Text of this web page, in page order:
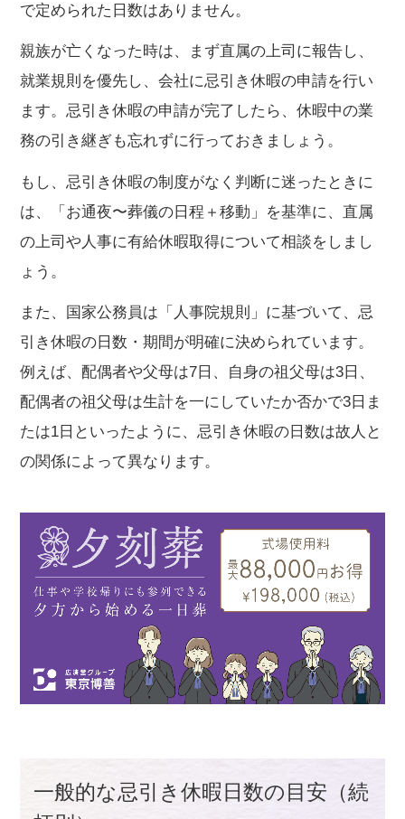
で定められた日数はありません。
親族が亡くなった時は、まず直属の上司に報告し、
就業規則を優先し、会社に忌引き休暇の申請を行い
ます。忌引き休暇の申請が完了したら、休暇中の業
務の引き継ぎも忘れずに行っておきましょう。
もし、忌引き休暇の制度がなく判断に迷ったときに
は、「お通夜〜葬儀の日程＋移動」を基準に、直属
の上司や人事に有給休暇取得について相談をしまし
ょう。
また、国家公務員は「人事院規則」に基づいて、忌
引き休暇の日数・期間が明確に決められています。
例えば、配偶者や父母は7日、自身の祖父母は3日、
配偶者の祖父母は生計を一にしていたか否かで3日ま
たは1日といったように、忌引き休暇の日数は故人と
の関係によって異なります。
一般的な忌引き休暇日数の目安（続